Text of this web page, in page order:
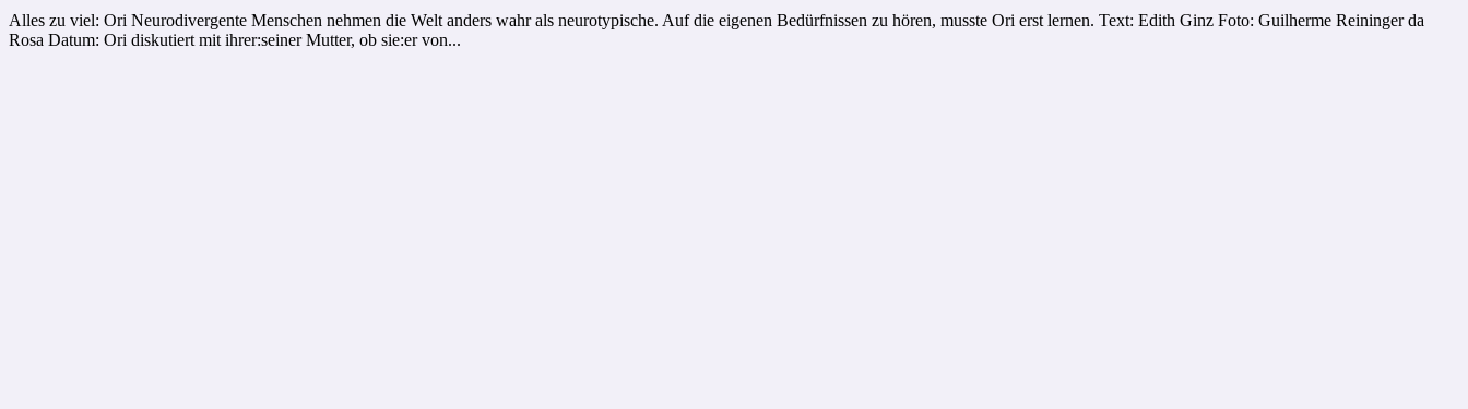
Alles zu viel: Ori Neurodivergente Menschen nehmen die Welt anders wahr als neurotypische. Auf die eigenen Bedürfnissen zu hören, musste Ori erst lernen. Text: Edith Ginz Foto: Guilherme Reininger da
Rosa Datum: Ori diskutiert mit ihrer:seiner Mutter, ob sie:er von...